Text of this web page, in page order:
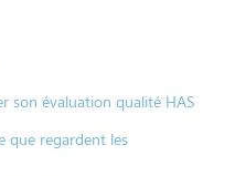
son évaluation qualité HAS
que regardent les